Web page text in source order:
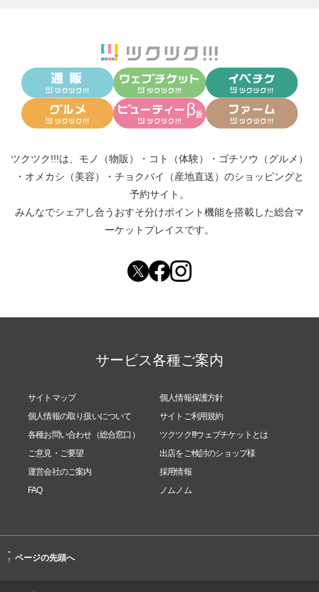
ツクツク!!!は、 モノ（物販） ・ コト（体験） ・ ゴチソウ（グルメ）
・ オメカシ（美容） ・ チョクバイ（産地直送） のショッピングと
予約サイト。
みんなでシェアし合う おすそ分けポイント機能を搭載した総合マ
ーケットプレイスです。
サービス各種ご案内
サイトマップ
個人情報保護方針
個人情報の取り扱いについて
サイトご利用規約
各種お問い合わせ（総合窓口）
ツクツク!!!ウェブチケットとは
ご意見・ご要望
出店をご検討のショップ様
運営会社のご案内
採用情報
FAQ
ノムノム
-
↑ ページの先頭へ